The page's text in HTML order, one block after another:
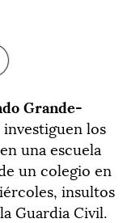
Grande-
los
una escuela
un colegio en
insultos
Guardia Civil.